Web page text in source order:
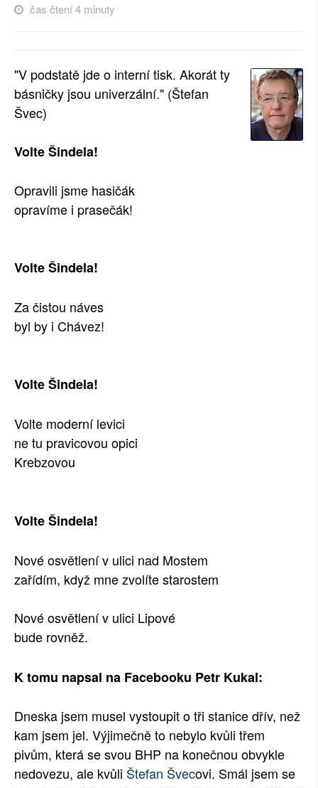
čas čtení 4 minuty
"V podstatě jde o interní tisk. Akorát ty
básničky jsou univerzální." (Štefan
Švec)
Volte Šindela!
Opravili jsme hasičák
opravíme i prasečák!
Volte Šindela!
Za čistou náves
byl by i Chávez!
Volte Šindela!
Volte moderní levici
ne tu pravicovou opici
Krebzovou
Volte Šindela!
Nové osvětlení v ulici nad Mostem
zařídím, když mne zvolíte starostem
Nové osvětlení v ulici Lipové
bude rovněž.
K tomu napsal na Facebooku Petr Kukal:
Dneska jsem musel vystoupit o tři stanice dřív, než
kam jsem jel. Výjimečně to nebylo kvůli třem
pivům, která se svou BHP na konečnou obvykle
nedovezu, ale kvůli Štefan Švecovi. Smál jsem se